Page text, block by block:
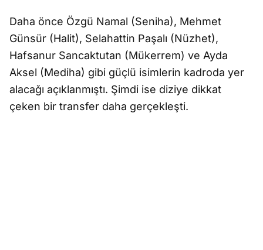
Daha önce Özgü Namal (Seniha), Mehmet
Günsür (Halit), Selahattin Paşalı (Nüzhet),
Hafsanur Sancaktutan (Mükerrem) ve Ayda
Aksel (Mediha) gibi güçlü isimlerin kadroda yer
alacağı açıklanmıştı. Şimdi ise diziye dikkat
çeken bir transfer daha gerçekleşti.